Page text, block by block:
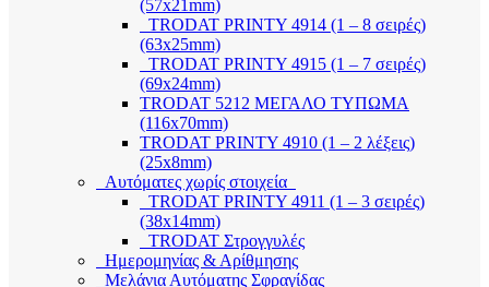
(57x21mm)
TRODAT PRINTY 4914 (1 – 8 σειρές)
(63x25mm)
TRODAT PRINTY 4915 (1 – 7 σειρές)
(69x24mm)
TRODAT 5212 ΜΕΓΑΛΟ ΤΥΠΩΜΑ
(116x70mm)
TRODAT PRINTY 4910 (1 – 2 λέξεις)
(25x8mm)
Αυτόματες χωρίς στοιχεία
TRODAT PRINTY 4911 (1 – 3 σειρές)
(38x14mm)
TRODAT Στρογγυλές
Ημερομηνίας & Αρίθμησης
Μελάνια Αυτόματης Σφραγίδας